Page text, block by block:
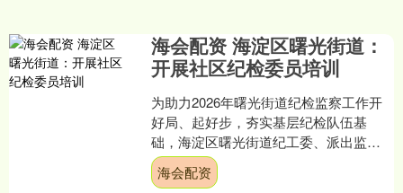
海会配资 海淀区曙光街道：
开展社区纪检委员培训
为助力2026年曙光街道纪检监察工作开
好局、起好步，夯实基层纪检队伍基
础，海淀区曙光街道纪工委、派出监察
组紧扣中央及市、区纪委全会精神，组
织社区纪检委员培训，对....
海会配资